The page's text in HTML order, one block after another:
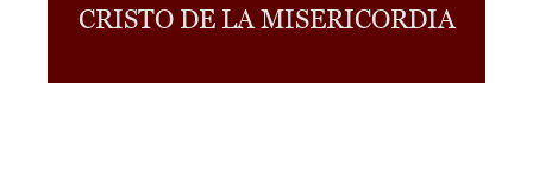
CRISTO DE LA MISERICORDIA